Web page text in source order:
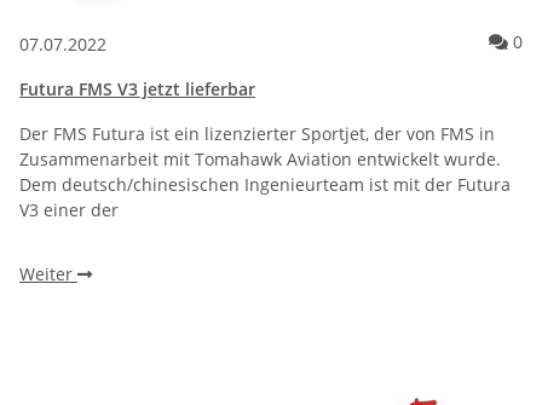
07.07.2022 0
Futura FMS V3 jetzt lieferbar
Der FMS Futura ist ein lizenzierter Sportjet, der von FMS in
Zusammenarbeit mit Tomahawk Aviation entwickelt wurde.
Dem deutsch/chinesischen Ingenieurteam ist mit der Futura
V3 einer der
Weiter